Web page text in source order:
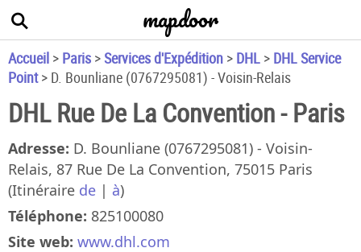
mapdoor
Accueil > Paris >Services d'Expédition > DHL > DHL Service
Point> D. Bounliane (0767295081) - Voisin-Relais
DHL Rue De La Convention - Paris
Adresse: D. Bounliane (0767295081) - Voisin-
Relais, 87 Rue De La Convention, 75015 Paris
(Itinéraire de | à)
Téléphone: 825100080
Site web: www.dhl.com
DHL Rue De La Convention
D. Bounliane (0767295081) - Voisin-
−